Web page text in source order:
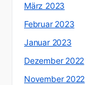
März 2023
Februar 2023
Januar 2023
Dezember 2022
November 2022